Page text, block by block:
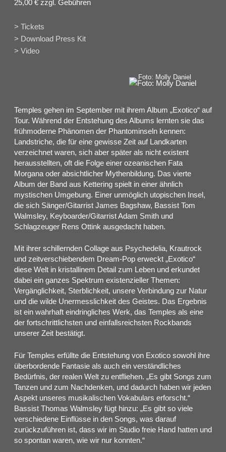
25,00 € zzgl. Gebühren
> Tickets
> Download Press Kit
> Video
Foto: Molly Daniel
Temples gehen im September mit ihrem Album „Exotico“ auf
Tour. Während der Entstehung des Albums lernten sie das
frühmoderne Phänomen der Phantominseln kennen:
Landstriche, die für eine gewisse Zeit auf Landkarten
verzeichnet waren, sich aber später als nicht existent
herausstellten, oft die Folge einer ozeanischen Fata
Morgana oder absichtlicher Mythenbildung. Das vierte
Album der Band aus Kettering spielt in einer ähnlich
mystischen Umgebung. Einer unmöglich utopischen Insel,
die sich Sänger/Gitarrist James Bagshaw, Bassist Tom
Walmsley, Keyboarder/Gitarrist Adam Smith und
Schlagzeuger Rens Ottink ausgedacht haben.
Mit ihrer schillernden Collage aus Psychedelia, Krautrock
und zeitverschiebendem Dream-Pop erweckt „Exotico“
diese Welt in kristallinem Detail zum Leben und erkundet
dabei ein ganzes Spektrum existenzieller Themen:
Vergänglichkeit, Sterblichkeit, unsere Verbindung zur Natur
und die wilde Unermesslichkeit des Geistes. Das Ergebnis
ist ein wahrhaft eindringliches Werk, das Temples als eine
der fortschrittlichsten und einfallsreichsten Rockbands
unserer Zeit bestätigt.
Für Temples erfüllte die Entstehung von Exotico sowohl ihre
überbordende Fantasie als auch ein verständliches
Bedürfnis, der realen Welt zu entfliehen. „Es gibt Songs zum
Tanzen und zum Nachdenken, und dadurch haben wir jeden
Aspekt unseres musikalischen Vokabulars erforscht.“
Bassist Thomas Walmsley fügt hinzu: „Es gibt so viele
verschiedene Einflüsse in den Songs, was darauf
zurückzuführen ist, dass wir im Studio freie Hand hatten und
so spontan waren, wie wir nur konnten.“